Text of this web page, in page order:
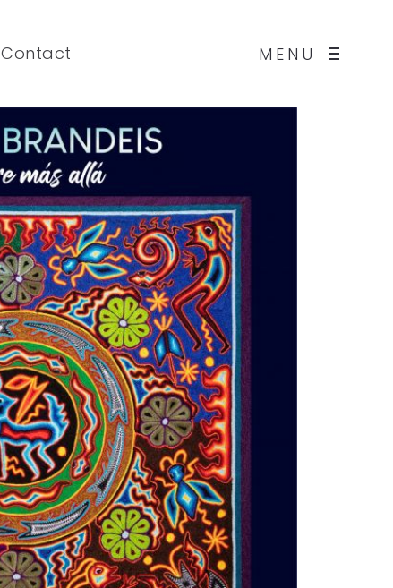
MENU
Contact